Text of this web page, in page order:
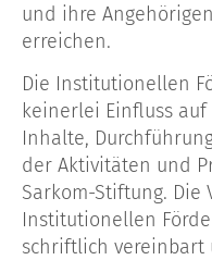
und ihre
erreichen.
Die Institutionellen
keinerlei Einfluss auf
Inhalte,
der Aktivitäten und
Sarkom-Stiftung.
Institutionellen
schriftlich